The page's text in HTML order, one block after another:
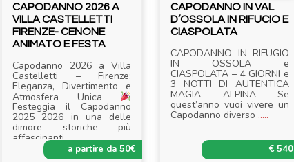
CAPODANNO 2026 A
VILLA CASTELLETTI
FIRENZE- CENONE
ANIMATO E FESTA
Capodanno 2026 a Villa
Castelletti – Firenze:
Eleganza, Divertimento e
Atmosfera Unica
Festeggia il Capodanno
2025 2026 in una delle
dimore storiche più
affascinanti.....
a partire da 50€
CAPODANNO IN VAL
D’OSSOLA IN RIFUCIO E
CIASPOLATA
CAPODANNO IN RIFUGIO
IN OSSOLA e
CIASPOLATA – 4 GIORNI e
3 NOTTI DI AUTENTICA
MAGIA ALPINA Se
quest’anno vuoi vivere un
Capodanno diverso .....
€ 540